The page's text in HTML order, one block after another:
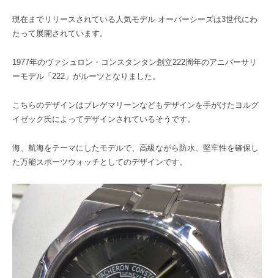
現在までリリースされている人気モデル オーバーシーズは3世代にわ
たって展開されています。
1977年のヴァシュロン・コンスタンタン創立222周年のアニバーサリ
ーモデル「222」がルーツとなりました。
こちらのデザインはブレゲマリーンなどもデザインを手がけたヨルグ
イゼック氏によってデザインされているそうです。
海、航海をテーマにしたモデルで、高級ながら防水、堅牢性を確保し
た万能スポーツウォッチとしてのデザインです。